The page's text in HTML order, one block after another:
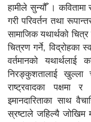
हामीले सुन्यौँ ।
गरी परिवर्तन तथा
सामाजिक यथार्थको चित्र
चित्रण गर्ने, विद्रोहका
वर्तमानको
निरङ्कुशतालाई खुल्ला
राष्ट्रवादका पक्षमा
इमानदारिताका साथ
स्रष्टाले जहिल्यै जोखिम